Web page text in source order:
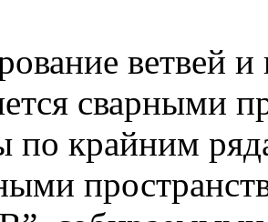
ветвей и
сварными
по крайним